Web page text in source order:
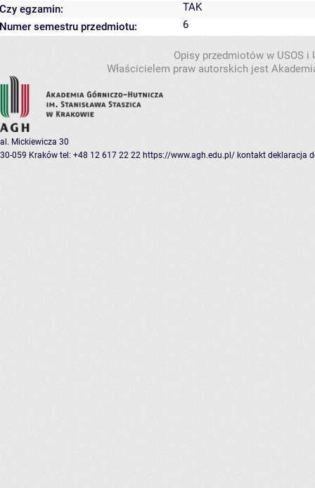
Czy egzamin:
TAK
Numer semestru przedmiotu:
6
Opisy przedmiotów w USOS
Właścicielem praw autorskich jest
al. Mickiewicza 30
30-059 Kraków tel: +48 12 617 22 22 https://www.agh.edu.pl/ kontakt deklaracja